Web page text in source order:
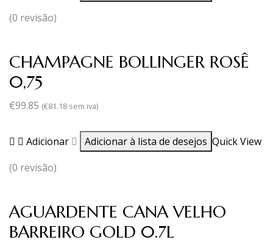
(0 revisão)
CHAMPAGNE BOLLINGER ROSÊ
0,75
€99.85 (€81.18 sem iva)
Adicionar Adicionar à lista de desejos Quick View
(0 revisão)
AGUARDENTE CANA VELHO
BARREIRO GOLD 0.7L